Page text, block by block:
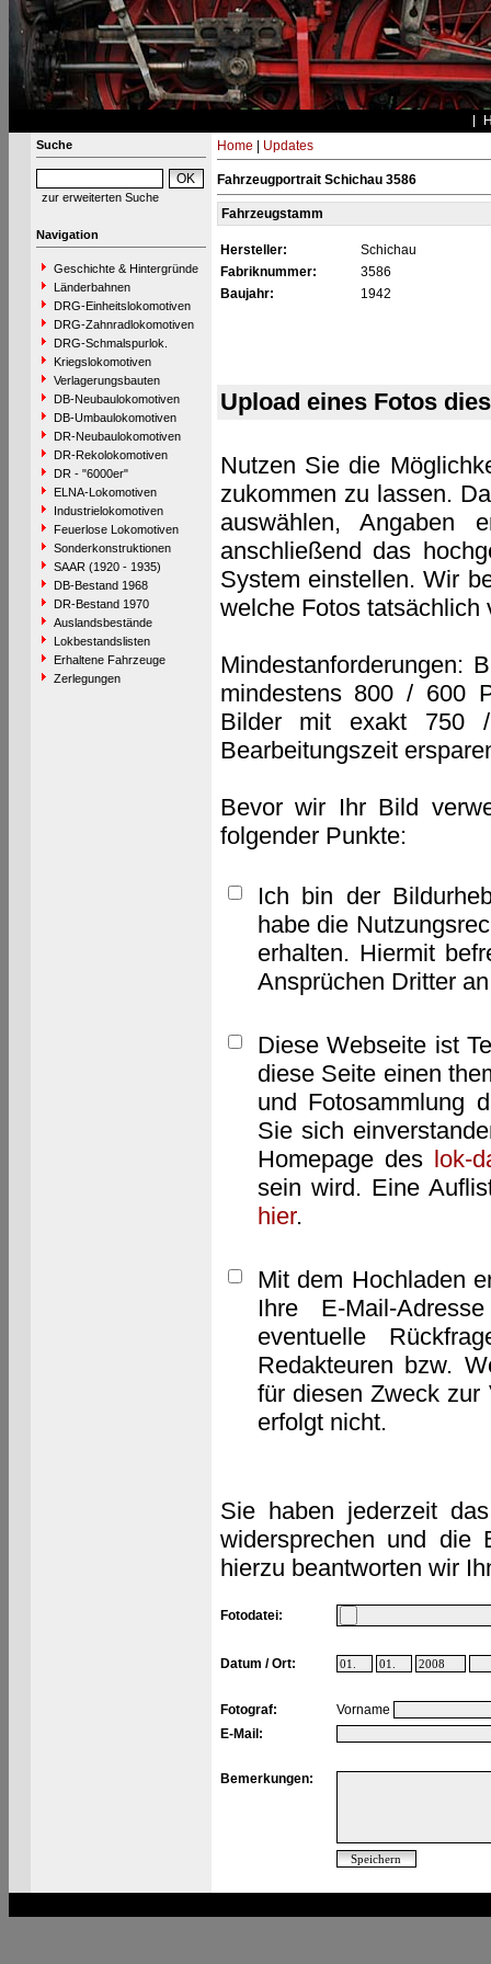
Suche
zur erweiterten Suche
Navigation
Geschichte & Hintergründe
Länderbahnen
DRG-Einheitslokomotiven
DRG-Zahnradlokomotiven
DRG-Schmalspurlok.
Kriegslokomotiven
Verlagerungsbauten
DB-Neubaulokomotiven
DB-Umbaulokomotiven
DR-Neubaulokomotiven
DR-Rekolokomotiven
DR - "6000er"
ELNA-Lokomotiven
Industrielokomotiven
Feuerlose Lokomotiven
Sonderkonstruktionen
SAAR (1920 - 1935)
DB-Bestand 1968
DR-Bestand 1970
Auslandsbestände
Lokbestandslisten
Erhaltene Fahrzeuge
Zerlegungen
Home Updates
Fahrzeugportrait Schichau 3586
Fahrzeugstamm
Hersteller:
Schichau
Fabriknummer:
3586
Baujahr:
1942
Upload eines Fotos
Nutzen Sie die
zukommen zu lassen.
auswählen, Angaben
anschließend das
System einstellen. Wir
welche Fotos tatsächlich
Mindestanforderungen:
mindestens 800 / 600
Bilder mit exakt 750
Bearbeitungszeit
Bevor wir Ihr Bild
folgender Punkte:
Ich bin der
habe die
erhalten. Hiermit
Ansprüchen Dritter
Diese Webseite ist
diese Seite einen
und Fotosammlung
Sie sich
Homepage des lok-
sein wird. Eine
hier.
Mit dem Hochladen
Ihre E-Mail-
eventuelle
Redakteuren bzw.
für diesen Zweck zur
erfolgt nicht.
Sie haben jederzeit
widersprechen und die
hierzu beantworten wir
Fotodatei:
Datum / Ort:
Fotograf:
Vorname
E-Mail:
Bemerkungen: